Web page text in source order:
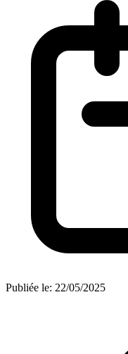
Publiée le: 22/05/2025